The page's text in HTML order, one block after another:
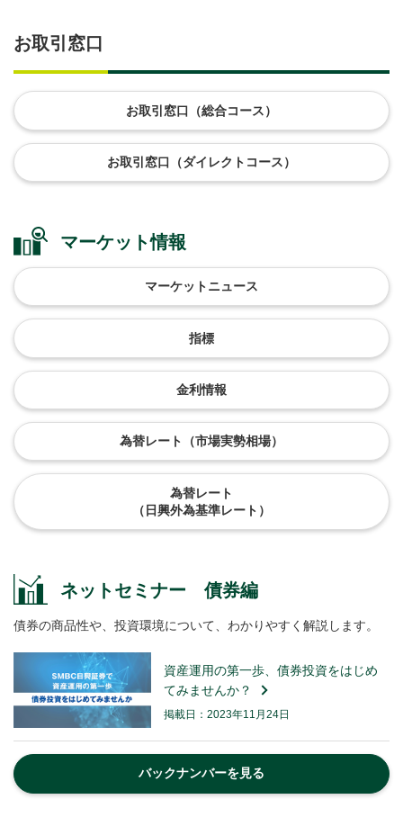
お取引窓口
お取引窓口（総合コース）
お取引窓口（ダイレクトコース）
マーケット情報
マーケットニュース
指標
金利情報
為替レート（市場実勢相場）
為替レート
（日興外為基準レート）
ネットセミナー 債券編
債券の商品性や、投資環境について、わかりやすく解説します。
資産運用の第一歩、債券投資をはじめ
てみませんか？
掲載日：2023年11月24日
バックナンバーを見る